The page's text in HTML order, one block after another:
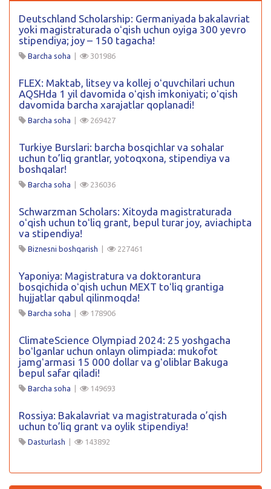
Deutschland Scholarship: Germaniyada bakalavriat
yoki magistraturada oʻqish uchun oyiga 300 yevro
stipendiya; joy – 150 tagacha!
Barcha soha | 301986
FLEX: Maktab, litsey va kollej oʻquvchilari uchun
AQSHda 1 yil davomida oʻqish imkoniyati; oʻqish
davomida barcha xarajatlar qoplanadi!
Barcha soha | 269427
Turkiye Burslari: barcha bosqichlar va sohalar
uchun to’liq grantlar, yotoqxona, stipendiya va
boshqalar!
Barcha soha | 236036
Schwarzman Scholars: Xitoyda magistraturada
oʻqish uchun toʻliq grant, bepul turar joy, aviachipta
va stipendiya!
Biznesni boshqarish | 227461
Yaponiya: Magistratura va doktorantura
bosqichida oʻqish uchun MEXT toʻliq grantiga
hujjatlar qabul qilinmoqda!
Barcha soha | 178906
ClimateScience Olympiad 2024: 25 yoshgacha
boʻlganlar uchun onlayn olimpiada: mukofot
jamgʻarmasi 15 000 dollar va gʻoliblar Bakuga
bepul safar qiladi!
Barcha soha | 149693
Rossiya: Bakalavriat va magistraturada o’qish
uchun to’liq grant va oylik stipendiya!
Dasturlash | 143892